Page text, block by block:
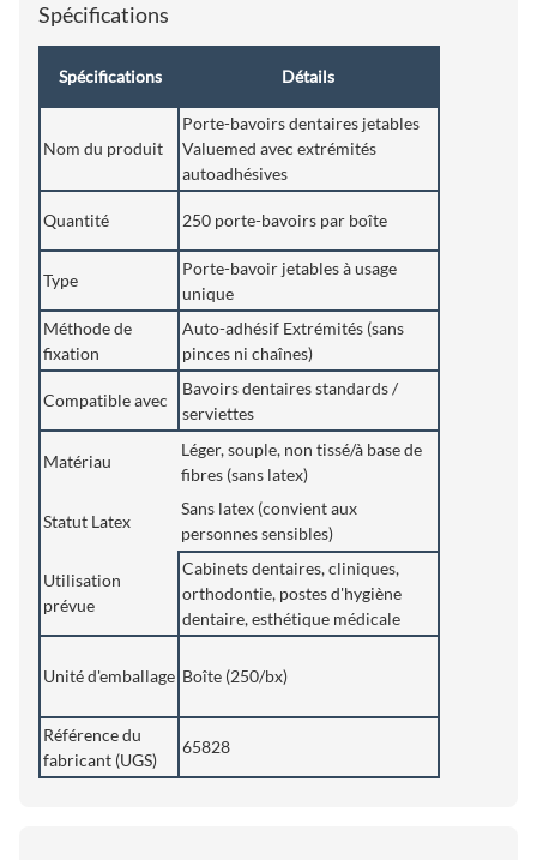
Spécifications
Spécifications Détails
Nom du produit
Porte-bavoirs dentaires jetables
Valuemed ​​avec extrémités
autoadhésives
Quantité 250 ​​porte-bavoirs par boîte
Type
Porte-bavoir jetables à usage
unique
Méthode de
fixation
Auto-adhésif Extrémités (sans
pinces ni chaînes)
Compatible avec
Bavoirs dentaires standards /
serviettes
Matériau
Léger, souple, non tissé/à base de
fibres (sans latex)
Statut Latex
Sans latex (convient aux
personnes sensibles)
Utilisation
prévue
Cabinets dentaires, cliniques,
orthodontie, postes d'hygiène
dentaire, esthétique médicale
Unité d'emballage Boîte (250/bx)
Référence du
fabricant (UGS)
65828